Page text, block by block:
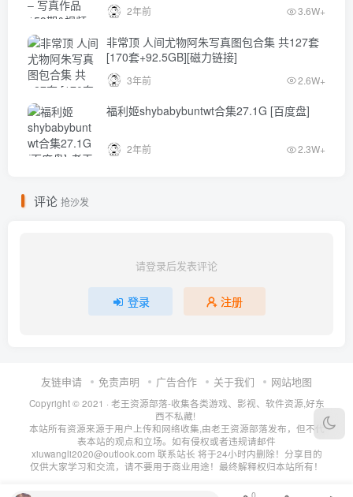
2年前 3.6W+
非常顶 人间尤物阿朱写真图包合集 共127套
[170套+92.5GB][磁力链接]
3年前 2.6W+
福利姬shybabybuntwt合集27.1G [百度盘]
2年前 2.3W+
评论 抢沙发
请登录后发表评论
登录 注册
友链申请 免责声明 广告合作 关于我们 网站地图
Copyright © 2021 · 老王资源部落-收集各类游戏、影视、软件资源,好东
西不私藏!
本站所有资源来源于用户上传和网络收集,由老王资源部落发布，但不代
表本站的观点和立场。如有侵权或者违规请邮件
xiuwangli2020@outlook.com 联系站长 将于24小时内删除！分享目的
仅供大家学习和交流，请不要用于商业用途！最终解释权归本站所有！